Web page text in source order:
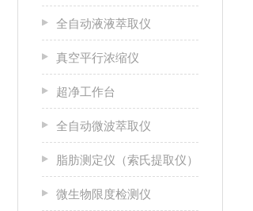
全自动液液萃取仪
真空平行浓缩仪
超净工作台
全自动微波萃取仪
脂肪测定仪（索氏提取仪）
微生物限度检测仪